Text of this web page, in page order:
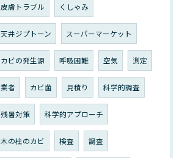
皮膚トラブル くしゃみ
天井ジプトーン スーパーマーケット
カビの発生源 呼吸困難 空気 測定
業者 カビ菌 見積り 科学的調査
残暑対策 科学的アプローチ
木の柱のカビ 検査 調査